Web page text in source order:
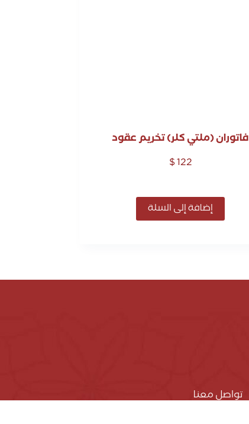
فاتوران (ملتي كلر) تخريم عقود
$122
إضافة إلى السلة
تواصل معنا